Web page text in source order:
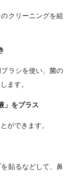
クリーニングを組
ラシを使い、菌の
ます。
」をプラス
ができます。
貼るなどして、鼻